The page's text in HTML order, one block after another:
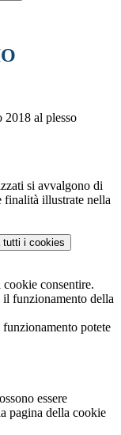
2018 al plesso
si avvalgono di
finalità illustrate nella
tutti i cookies
cookie consentire.
il funzionamento della
potete
essere
pagina della cookie